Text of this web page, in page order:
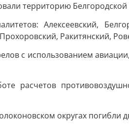
территорию Белгородской
Алексеевский,
Ракитянский,
с использованием
расчетов
округах